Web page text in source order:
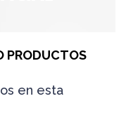
PRODUCTOS
en esta